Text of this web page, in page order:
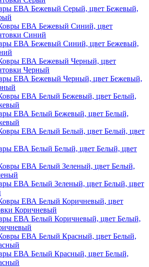
ЕВА Бежевый Серый, цвет Бежевый,
ЕВА Бежевый Синий, цвет Бежевый,
ЕВА Бежевый Черный, цвет Бежевый,
ЕВА Белый Бежевый, цвет Белый,
ЕВА Белый Белый, цвет Белый, цвет
ЕВА Белый Зеленый, цвет Белый, цвет
ЕВА Белый Коричневый, цвет Белый,
ЕВА Белый Красный, цвет Белый,